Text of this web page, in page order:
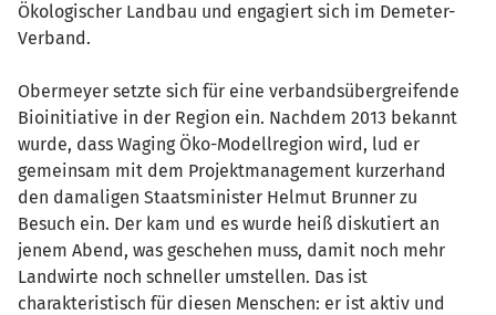
Ökologischer Landbau und engagiert sich im Demeter-
Verband.
Obermeyer setzte sich für eine verbandsübergreifende
Bioinitiative in der Region ein. Nachdem 2013 bekannt
wurde, dass Waging Öko-Modellregion wird, lud er
gemeinsam mit dem Projektmanagement kurzerhand
den damaligen Staatsminister Helmut Brunner zu
Besuch ein. Der kam und es wurde heiß diskutiert an
jenem Abend, was geschehen muss, damit noch mehr
Landwirte noch schneller umstellen. Das ist
charakteristisch für diesen Menschen: er ist aktiv und